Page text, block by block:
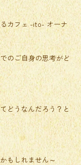
カフェ -ito- オーナ
のご自身の思考がど
どうなんだろう？と
もしれません～